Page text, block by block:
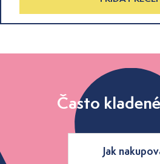
Často
Jak